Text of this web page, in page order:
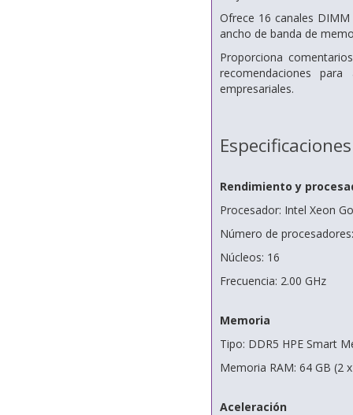
Ofrece 16 canales
ancho de banda de
Proporciona
recomendaciones
empresariales.
Especificaciones
Rendimiento y
Procesador: Intel Xeon
Número de
Núcleos: 16
Frecuencia: 2.00 GHz
Memoria
Tipo: DDR5 HPE Smart
Memoria RAM: 64 GB (2
Aceleración